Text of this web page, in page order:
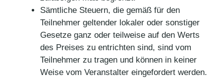
Sämtliche Steuern, die gemäß für den
Teilnehmer geltender lokaler oder sonstiger
Gesetze ganz oder teilweise auf den Werts
des Preises zu entrichten sind, sind vom
Teilnehmer zu tragen und können in keiner
Weise vom Veranstalter eingefordert werden.